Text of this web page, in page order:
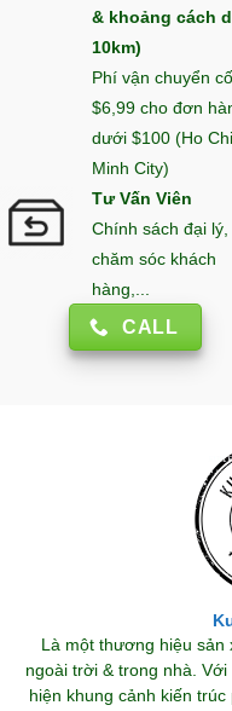
& khoảng cách
10km)
Phí vận chuyển
$6,99 cho đơn
dưới $100 (Ho Chi
Minh City)
Tư Vấn Viên
Chính sách đại lý,
chăm sóc khách
hàng,...
CALL
Là một thương hiệu
ngoài trời & trong nhà.
hiện khung cảnh kiến